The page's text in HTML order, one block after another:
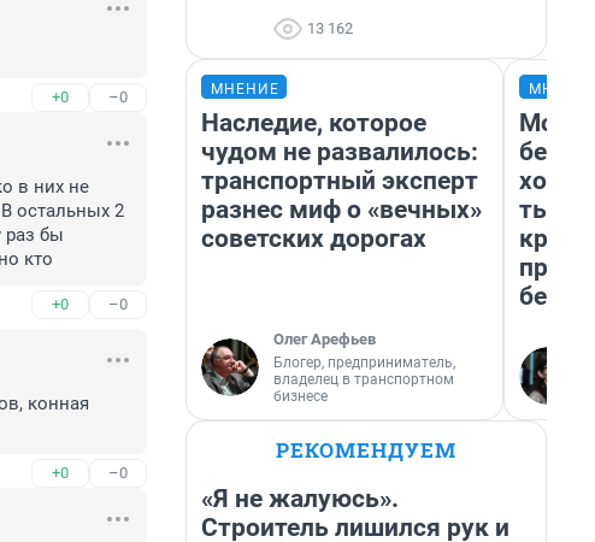
+0 –0
в них не
остальных 2
раз бы
кто
+0 –0
конная
+0 –0
13 162
МНЕНИЕ
Наследие, которое
чудом не развалилось:
транспортный эксперт
разнес миф о «вечных»
советских дорогах
Олег Арефьев
Блогер, предприниматель,
владелец в транспортном
бизнесе
Мой
РЕКОМЕНДУЕМ
«Я не жалуюсь».
Строитель лишился рук и